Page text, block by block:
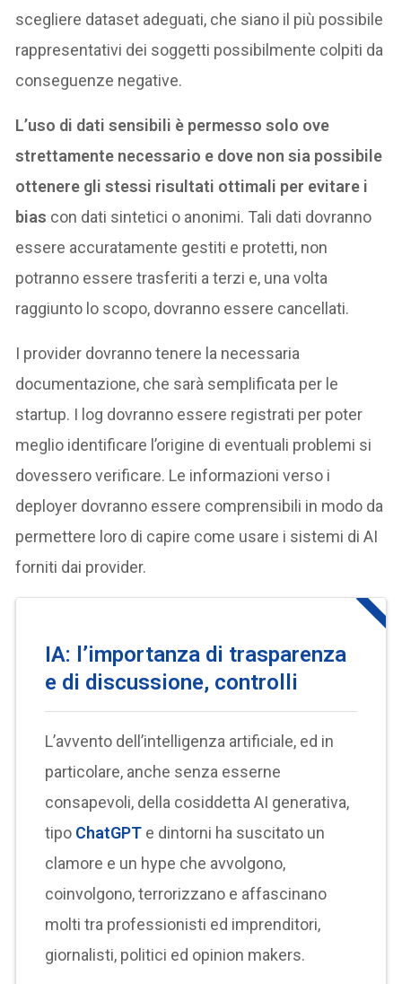
scegliere dataset adeguati, che siano il più possibile
rappresentativi dei soggetti possibilmente colpiti da
conseguenze negative.
L’uso di dati sensibili è permesso solo ove
strettamente necessario e dove non sia possibile
ottenere gli stessi risultati ottimali per evitare i
bias con dati sintetici o anonimi. Tali dati dovranno
essere accuratamente gestiti e protetti, non
potranno essere trasferiti a terzi e, una volta
raggiunto lo scopo, dovranno essere cancellati.
I provider dovranno tenere la necessaria
documentazione, che sarà semplificata per le
startup. I log dovranno essere registrati per poter
meglio identificare l’origine di eventuali problemi si
dovessero verificare. Le informazioni verso i
deployer dovranno essere comprensibili in modo da
permettere loro di capire come usare i sistemi di AI
forniti dai provider.
IA: l’importanza di trasparenza
e di discussione, controlli
L’avvento dell’intelligenza artificiale, ed in
particolare, anche senza esserne
consapevoli, della cosiddetta AI generativa,
tipo ChatGPT e dintorni ha suscitato un
clamore e un hype che avvolgono,
coinvolgono, terrorizzano e affascinano
molti tra professionisti ed imprenditori,
giornalisti, politici ed opinion makers.